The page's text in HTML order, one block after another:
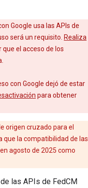
Google usa las APIs de
será un requisito. Realiza
el acceso de los
con Google dejó de estar
para obtener
origen cruzado para el
que la compatibilidad de las
agosto de 2025 como
las APIs de FedCM